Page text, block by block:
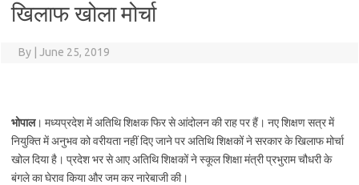
खिलाफ खोला मोर्चा
By June 25, 2019
भोपाल। मध्यप्रदेश में अतिथि शिक्षक फिर से आंदोलन की राह पर हैं। नए शिक्षण सत्र में
नियुक्ति में अनुभव को वरीयता नहीं दिए जाने पर अतिथि शिक्षकों ने सरकार के खिलाफ मोर्चा
खोल दिया है। प्रदेश भर से आए अतिथि शिक्षकों ने स्कूल शिक्षा मंत्री प्रभुराम चौधरी के
बंगले का घेराव किया और जम कर नारेबाजी की।